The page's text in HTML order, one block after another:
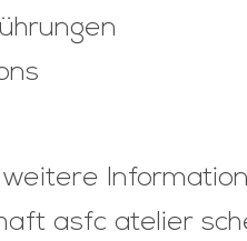
asfc atelier